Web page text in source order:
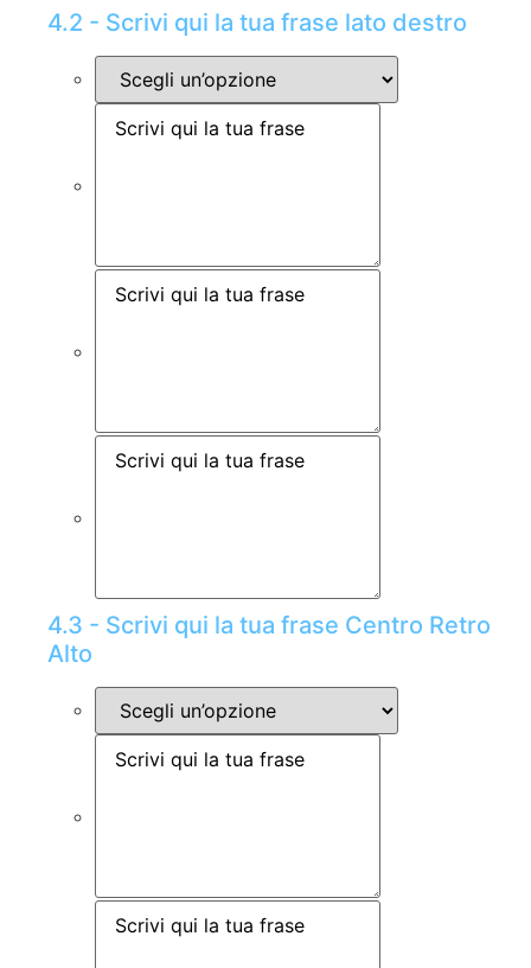
4.2 - Scrivi qui la tua frase lato destro
4.3 - Scrivi qui la tua frase Centro Retro
Alto